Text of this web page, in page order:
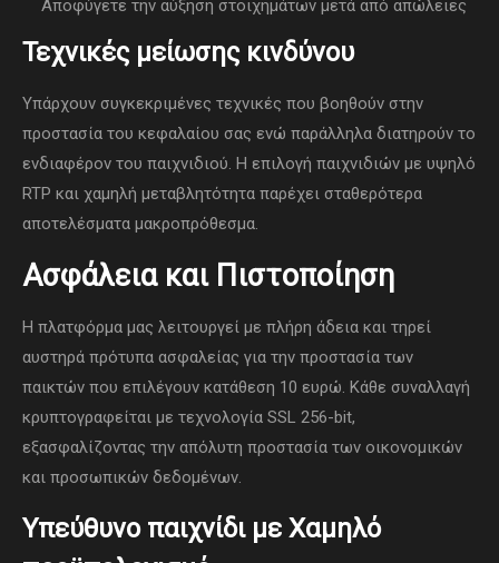
Αποφύγετε την αύξηση στοιχημάτων μετά από απώλειες
Τεχνικές μείωσης κινδύνου
Υπάρχουν συγκεκριμένες τεχνικές που βοηθούν στην
προστασία του κεφαλαίου σας ενώ παράλληλα διατηρούν το
ενδιαφέρον του παιχνιδιού. Η επιλογή παιχνιδιών με υψηλό
RTP και χαμηλή μεταβλητότητα παρέχει σταθερότερα
αποτελέσματα μακροπρόθεσμα.
Ασφάλεια και Πιστοποίηση
Η πλατφόρμα μας λειτουργεί με πλήρη άδεια και τηρεί
αυστηρά πρότυπα ασφαλείας για την προστασία των
παικτών που επιλέγουν κατάθεση 10 ευρώ. Κάθε συναλλαγή
κρυπτογραφείται με τεχνολογία SSL 256-bit,
εξασφαλίζοντας την απόλυτη προστασία των οικονομικών
και προσωπικών δεδομένων.
Υπεύθυνο παιχνίδι με Χαμηλό